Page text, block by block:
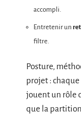
accompli.
Entretenir un
filtre.
Posture,
projet :
jouent un rôle
que la